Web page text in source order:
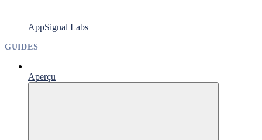
AppSignal Labs
GUIDES
Aperçu